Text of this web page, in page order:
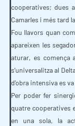
cooperatives; dues
Camarles i més tard
Fou llavors quan
apareixen les
aturar, es comença
s’universalitza al
d’obra intensiva es
Per poder fer
quatre cooperatives
en una sola, la